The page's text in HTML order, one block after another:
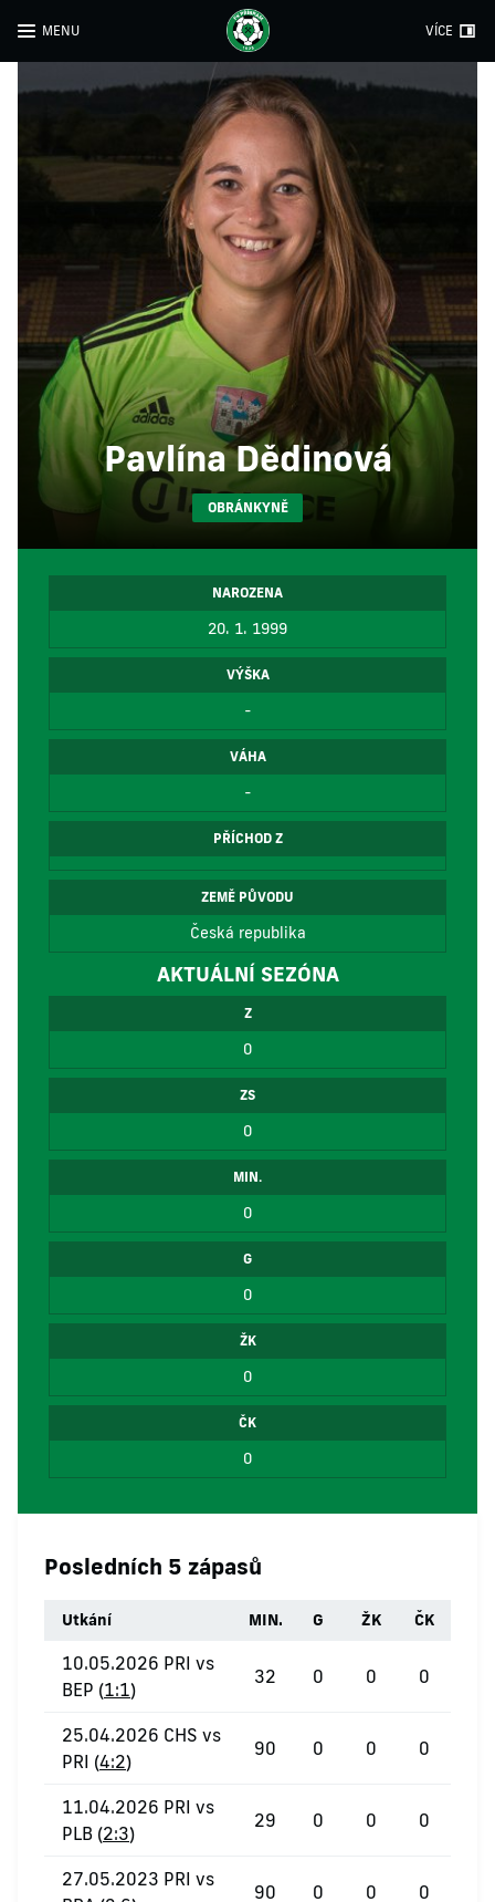
MENU VÍCE
Pavlína Dědinová
OBRÁNKYNĚ
NAROZENA
20. 1. 1999
VÝŠKA
-
VÁHA
-
PŘÍCHOD Z
ZEMĚ PŮVODU
Česká republika
AKTUÁLNÍ SEZÓNA
Z
0
ZS
0
MIN.
0
G
0
ŽK
0
ČK
0
Posledních 5 zápasů
Utkání MIN. G ŽK ČK
10.05.2026 PRI vs
BEP (1:1)
32 0 0 0
25.04.2026 CHS vs
PRI (4:2)
90 0 0 0
11.04.2026 PRI vs
PLB (2:3)
29 0 0 0
27.05.2023 PRI vs
90 0 0 0